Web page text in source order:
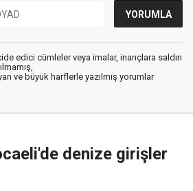
edici cümleler veya imalar, inançlara saldırı
ve büyük harflerle yazılmış yorumlar
denize girişler